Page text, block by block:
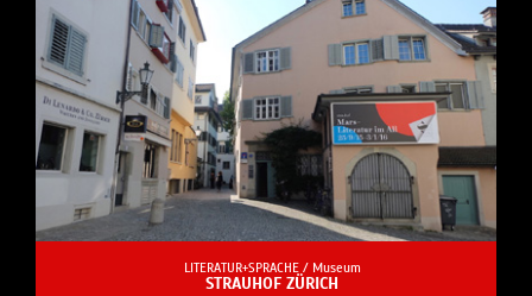
LITERATUR+SPRACHE / Museum
STRAUHOF ZÜRICH